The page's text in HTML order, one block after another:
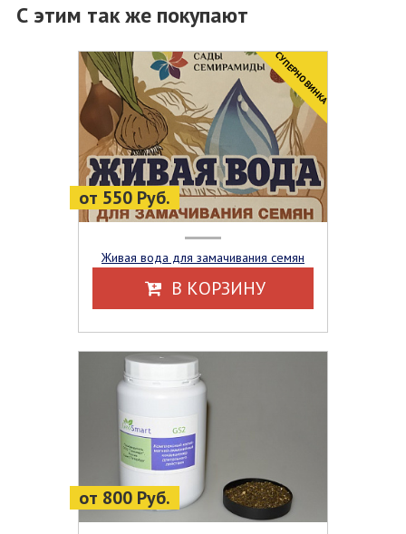
С этим так же покупают
от 550 Руб.
CУПЕРНОВИНКА
Живая вода для замачивания семян
В КОРЗИНУ
от 800 Руб.